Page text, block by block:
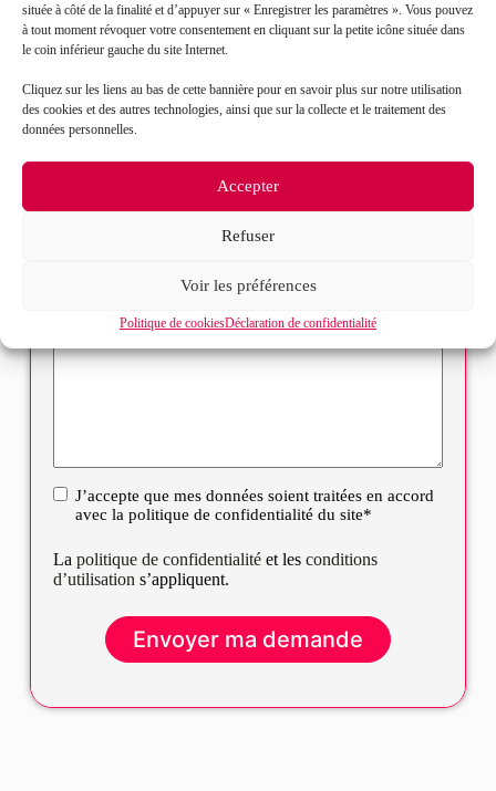
située à côté de la finalité et d’appuyer sur « Enregistrer les paramètres ». Vous pouvez
à tout moment révoquer votre consentement en cliquant sur la petite icône située dans
le coin inférieur gauche du site Internet.
Cliquez sur les liens au bas de cette bannière pour en savoir plus sur notre utilisation
des cookies et des autres technologies, ainsi que sur la collecte et le traitement des
données personnelles.
Accepter
Refuser
Voir les préférences
Politique de cookiesDéclaration de confidentialité
Mail*
Objet de votre demande*
RGPDJ’accepte que mes données soient traitées en accord
avec la politique de confidentialité du site*
La politique de confidentialitéet les conditions
d’utilisation s’appliquent.